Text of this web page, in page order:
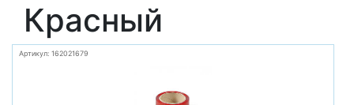
Красный
Артикул: 162021679